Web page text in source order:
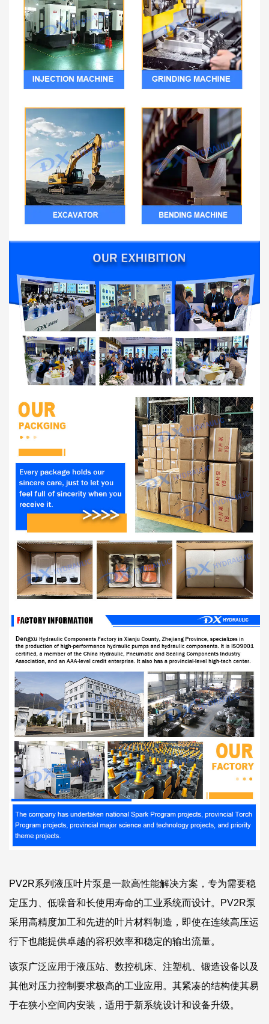
PV2R系列液压叶片泵是一款高性能解决方案，专为需要稳
定压力、低噪音和长使用寿命的工业系统而设计。PV2R泵
采用高精度加工和先进的叶片材料制造，即使在连续高压运
行下也能提供卓越的容积效率和稳定的输出流量。
该泵广泛应用于液压站、数控机床、注塑机、锻造设备以及
其他对压力控制要求极高的工业应用。其紧凑的结构使其易
于在狭小空间内安装，适用于新系统设计和设备升级。